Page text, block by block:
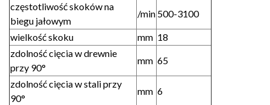
częstotliwość skoków na
biegu jałowym
/min 500-3100
wielkość skoku mm 18
zdolność cięcia w drewnie
przy 90°
mm 65
zdolność cięcia w stali przy
90°
mm 6